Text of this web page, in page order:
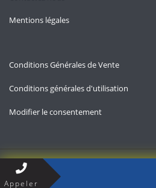
Mentions légales
Conditions Générales de Vente
Conditions générales d'utilisation
Modifier le consentement
Copyright © 2026 — Contact-
Appeler